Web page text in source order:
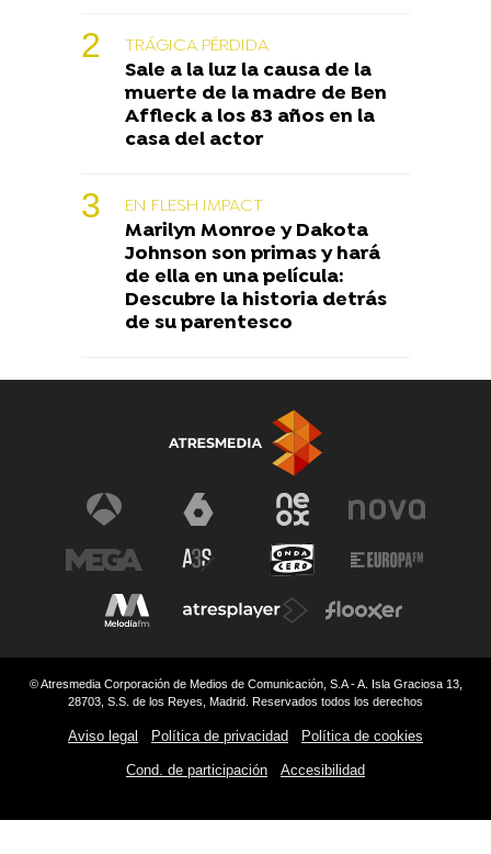
TRÁGICA PÉRDIDA
Sale a la luz la causa de la
muerte de la madre de Ben
Affleck a los 83 años en la
casa del actor
EN FLESH IMPACT
Marilyn Monroe y Dakota
Johnson son primas y hará
de ella en una película:
Descubre la historia detrás
de su parentesco
© Atresmedia Corporación de Medios de Comunicación, S.A - A. Isla Graciosa 13,
28703, S.S. de los Reyes, Madrid. Reservados todos los derechos
Aviso legal Política de privacidad Política de cookies
Cond. de participación Accesibilidad